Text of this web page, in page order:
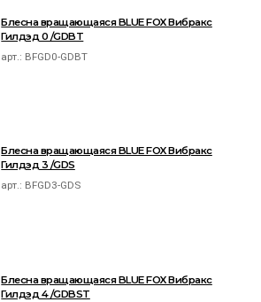
Блесна вращающаяся BLUE FOX Вибракс
Гилдэд 0 /GDBT
арт.: BFGD0-GDBT
Блесна вращающаяся BLUE FOX Вибракс
Гилдэд 3 /GDS
арт.: BFGD3-GDS
Блесна вращающаяся BLUE FOX Вибракс
Гилдэд 4 /GDBST